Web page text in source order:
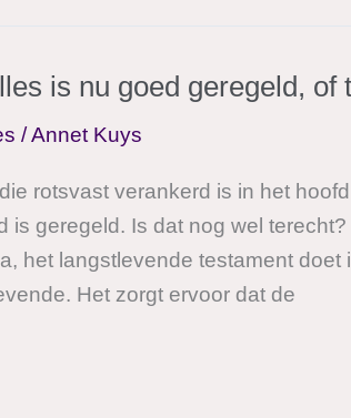
is nu goed geregeld, of
/Annet Kuys
rotsvast verankerd is in het
is geregeld. Is dat nog wel terecht?
testament doet in
Het zorgt ervoor dat de